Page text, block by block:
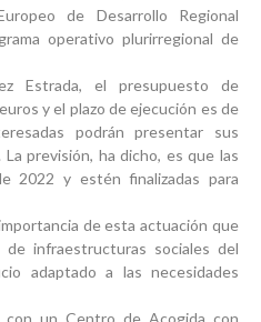
de Desarrollo Regional
operativo plurirregional de
Estrada, el presupuesto de
y el plazo de ejecución es de
podrán presentar sus
previsión, ha dicho, es que las
2022 y estén finalizadas para
de esta actuación que
infraestructuras sociales del
adaptado a las necesidades
con un Centro de Acogida con